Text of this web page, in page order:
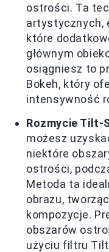
ostrości. Ta
artystycznych,
które
głównym
osiągniesz to
Bokeh, który
intensywność
Rozmycie Tilt-
możesz
niektóre
ostrości,
Metoda ta
obrazu,
kompozycje.
obszarów
użyciu filtru